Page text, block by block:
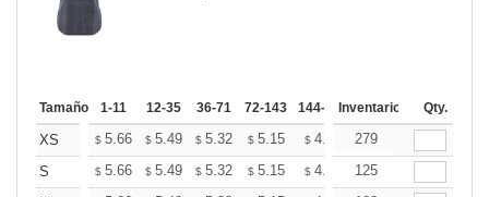
Tamaño 1-11 12-35 36-71 72-143 144-287 288 + Mas
Inventario Qty.
XS $ 5.66 $ 5.49 $ 5.32 $ 5.15 $ 4.99 $4.90
279
S
$ 5.66 $ 5.49 $ 5.32 $ 5.15 $ 4.99 $4.90
125